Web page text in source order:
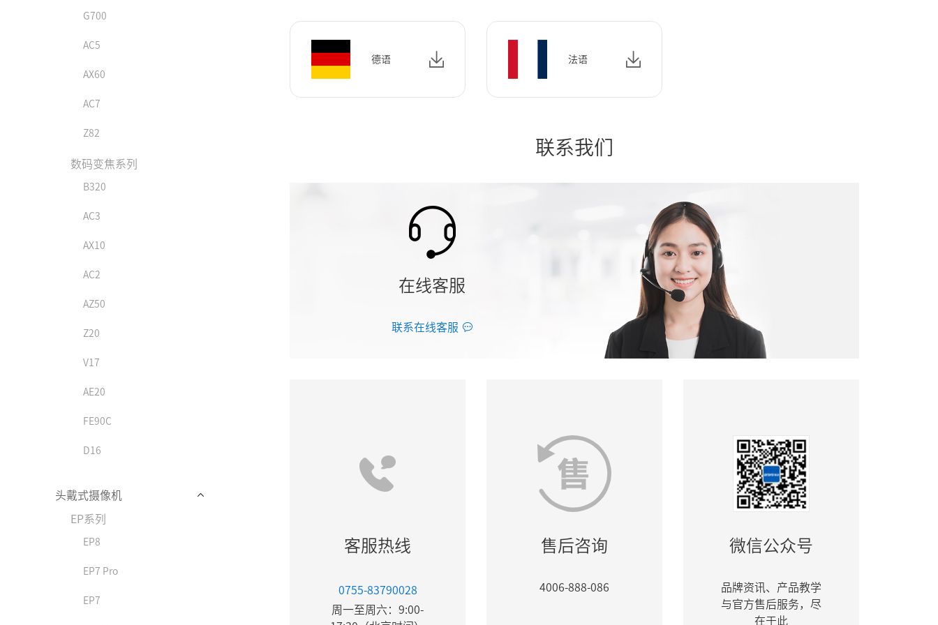
G700
AC5
AX60
AC7
Z82
数码变焦系列
B320
AC3
AX10
AC2
AZ50
Z20
V17
AE20
FE90C
D16
头戴式摄像机
EP系列
EP8
EP7 Pro
EP7
德语 法语
联系我们
在线客服
联系在线客服
客服热线
0755-83790028
周一至周六：9:00-
售后咨询
4006-888-086
微信公众号
品牌资讯、产品教学
与官方售后服务，尽
在于此